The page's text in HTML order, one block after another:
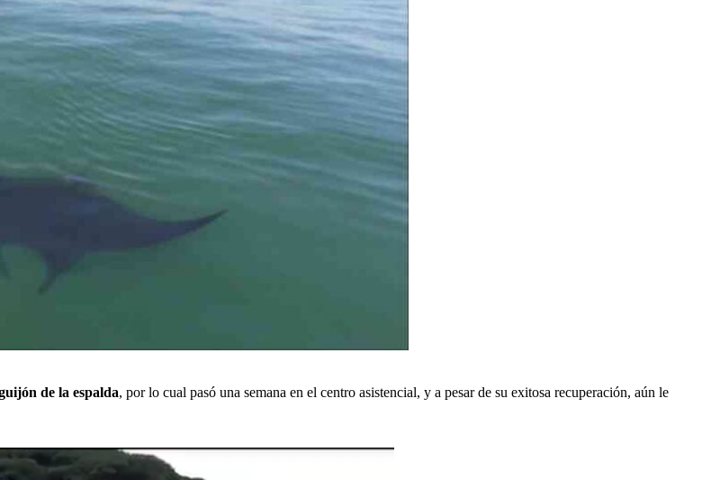
de la espalda, por lo cual pasó una semana en el centro asistencial, y a pesar de su exitosa recuperación, aún le